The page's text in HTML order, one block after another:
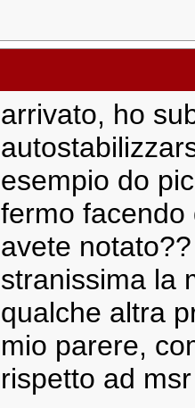
arrivato, ho
esempio do
fermo facendo
avete notato??
stranissima la
qualche altra
mio parere,
rispetto ad msr